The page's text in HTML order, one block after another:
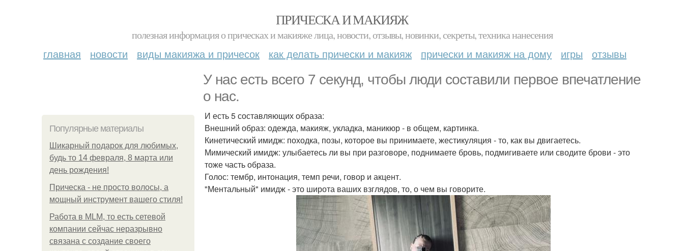
ПРИЧЕСКА И МАКИЯЖ
полезная информация о прическах и макияже лица, новости, отзывы, новинки, секреты, техника нанесения
главная новости виды макияжа и причесок как делать прически и макияж прически и макияж на дому игры отзывы
У нас есть всего 7 секунд, чтобы люди составили первое впечатление
о нас.
Популярные материалы
Шикарный подарок для любимых,
будь то 14 февраля, 8 марта или
день рождения!
Прическа - не просто волосы, а
мощный инструмент вашего стиля!
Работа в MLM, то есть сетевой
компании сейчас неразрывно
связана с создание своего
И есть 5 составляющих образа:
Внешний образ: одежда, макияж, укладка, маникюр - в общем, картинка.
Кинетический имидж: походка, позы, которое вы принимаете, жестикуляция - то, как вы двигаетесь.
Мимический имидж: улыбаетесь ли вы при разговоре, поднимаете бровь, подмигиваете или сводите брови - это
тоже часть образа.
Голос: тембр, интонация, темп речи, говор и акцент.
"Ментальный" имидж - это широта ваших взглядов, то, о чем вы говорите.